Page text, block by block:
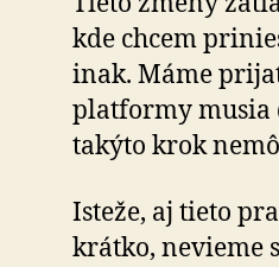
kde chcem
inak. Máme
platformy musia
takýto krok
Isteže, aj tieto
krátko, nevieme